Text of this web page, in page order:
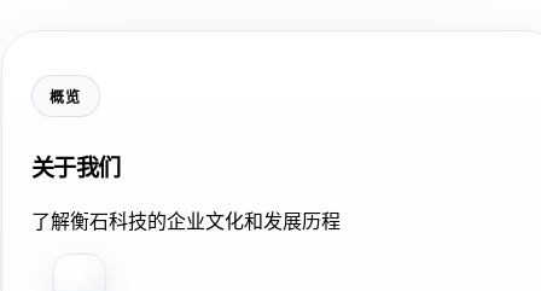
概览
关于我们
了解衡石科技的企业文化和发展历程